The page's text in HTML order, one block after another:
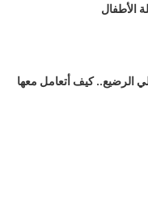
الأطفال
الرضيع.. كيف أتعامل معها